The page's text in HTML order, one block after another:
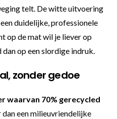
telt. De witte uitvoering
duidelijke, professionele
op de mat wil je liever op
op een slordige indruk.
zonder gedoe
waarvan 70% gerecycled
een milieuvriendelijke